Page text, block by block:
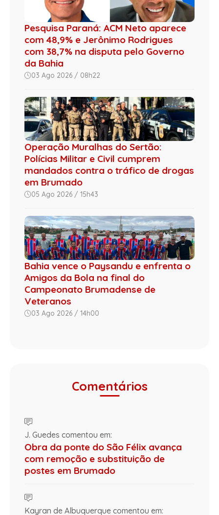
Pesquisa Paraná: ACM Neto aparece
com 48,9% e Jerônimo Rodrigues
com 38,7% na disputa pelo Governo
da Bahia
03 Ago 2026 / 08h22
Operação Muralhas do Sertão:
Polícias Militar e Civil cumprem
mandados contra o tráfico de drogas
em Brumado
05 Ago 2026 / 15h43
Bahia vence o Paysandu e enfrenta o
Amigos da Bola na final do
Campeonato Brumadense de
Veteranos
03 Ago 2026 / 14h00
Comentários
J. Guedes comentou em:
Obra da ponte do São Félix avança
com remoção e substituição de
postes em Brumado
Kayran de Albuquerque comentou em: